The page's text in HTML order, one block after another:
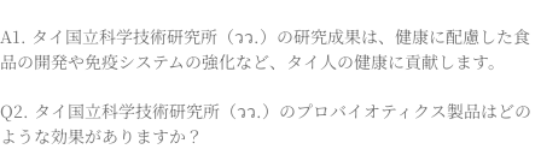
A1. タイ国立科学技術研究所（วว.）の研究成果は、健康に配慮した食
品の開発や免疫システムの強化など、タイ人の健康に貢献します。
Q2. タイ国立科学技術研究所（วว.）のプロバイオティクス製品はどの
ような効果がありますか？